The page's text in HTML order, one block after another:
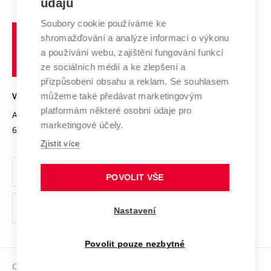
Systém zajišťování kvality výzkumu
Výzkumné infrastruktury
Transfer znalostí
Open Science
Projekty
Projekty ze strukturálních fondů
Specifický výzkum
Zahraniční spolupráce
Spolupráce se školami
Služby univerzity
Mezinárodní dohody
Univerzitní sítě
Profil univerzity
Udržitelná univerzita
Podnikavá univerzita / ContriBUTe
Bezpečná univerzita
Vyznamenání
Organizační struktura
Ochrana osobních údajů
odkaz)
Sociální bezpečí
učení
technické
VYSOKÉ UČENÍ TECHNICKÉ V BRNĚ
Antonínská 548/1
602 00 Brno
www.vut.cz
vut@vutbr.cz
Copyright © 2026 VUT
údajů
Soubory cookie používáme ke
shromažďování a analýze informací o výkonu
a používání webu, zajištění fungování funkcí
ze sociálních médií a ke zlepšení a
přizpůsobení obsahu a reklam. Se souhlasem
můžeme také předávat marketingovým
platformám některé osobní údaje pro
marketingové účely.
Zjistit více
POVOLIT VŠE
Nastavení
Povolit pouze nezbytné